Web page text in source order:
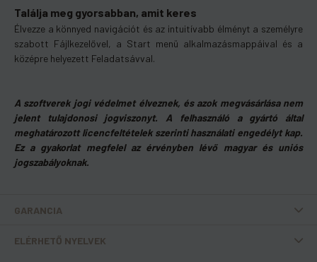
Találja meg gyorsabban, amit keres
Élvezze a könnyed navigációt és az intuitívabb élményt a személyre
szabott Fájlkezelővel, a Start menü alkalmazásmappáival és a
középre helyezett Feladatsávval.
A szoftverek jogi védelmet élveznek, és azok megvásárlása nem
jelent tulajdonosi jogviszonyt. A felhasználó a gyártó által
meghatározott licencfeltételek szerinti használati engedélyt kap.
Ez a gyakorlat megfelel az érvényben lévő magyar és uniós
jogszabályoknak.
GARANCIA
ELÉRHETŐ NYELVEK